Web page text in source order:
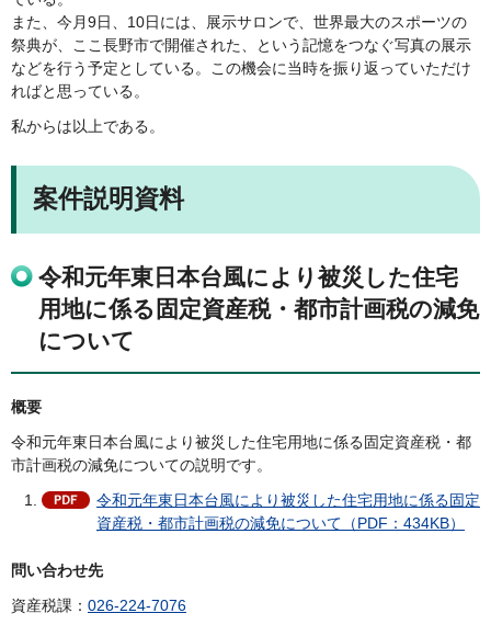
また、今月9日、10日には、展示サロンで、世界最大のスポーツの
祭典が、ここ長野市で開催された、という記憶をつなぐ写真の展示
などを行う予定としている。この機会に当時を振り返っていただけ
ればと思っている。
私からは以上である。
案件説明資料
令和元年東日本台風により被災した住宅
用地に係る固定資産税・都市計画税の減免
について
概要
令和元年東日本台風により被災した住宅用地に係る固定資産税・都
市計画税の減免についての説明です。
令和元年東日本台風により被災した住宅用地に係る固定
資産税・都市計画税の減免について（PDF：434KB）
問い合わせ先
資産税課： 026-224-7076